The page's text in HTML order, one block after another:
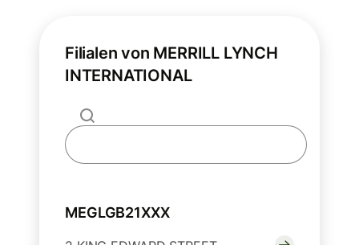
Filialen von MERRILL LYNCH
INTERNATIONAL
MEGLGB21XXX